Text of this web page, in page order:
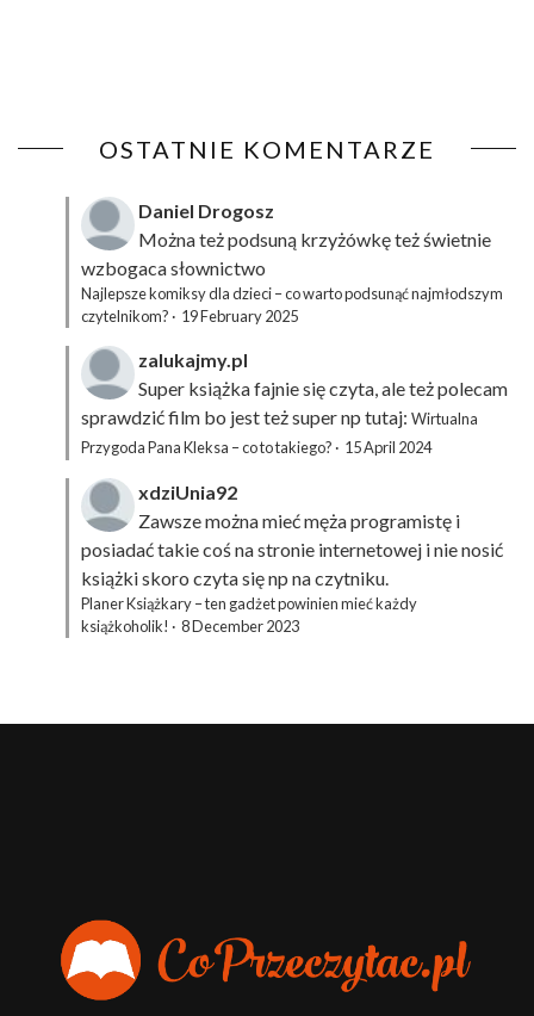
OSTATNIE KOMENTARZE
Daniel Drogosz
Można też podsuną krzyżówkęteż świetnie
wzbogaca słownictwo
Najlepsze komiksy dla dzieci – co warto podsunąć najmłodszym
czytelnikom? · 19 February 2025
zalukajmy.pl
Super książka fajnie się czyta, ale też polecam
sprawdzić film bo jest też super np tutaj: Wirtualna
Przygoda Pana Kleksa – co to takiego? · 15 April 2024
xdziUnia92
Zawsze można mieć męża programistę i
posiadać takie coś na stronie internetowej i nie nosić
książki skoro czyta się np na czytniku.
Planer Książkary – ten gadżet powinien mieć każdy
książkoholik! · 8 December 2023